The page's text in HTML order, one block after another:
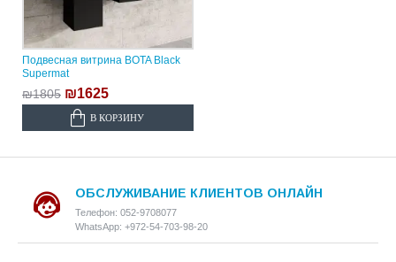
Подвесная витрина BOTA Black
Supermat
₪1805 ₪1625
В КОРЗИНУ
ОБСЛУЖИВАНИЕ КЛИЕНТОВ ОНЛАЙН
Телефон: 052-9708077
WhatsApp: +972-54-703-98-20